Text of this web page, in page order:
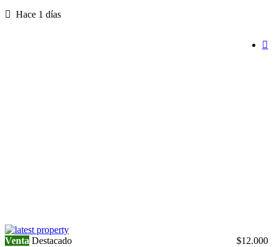
Hace 1 días
$12.000
Venta Destacado